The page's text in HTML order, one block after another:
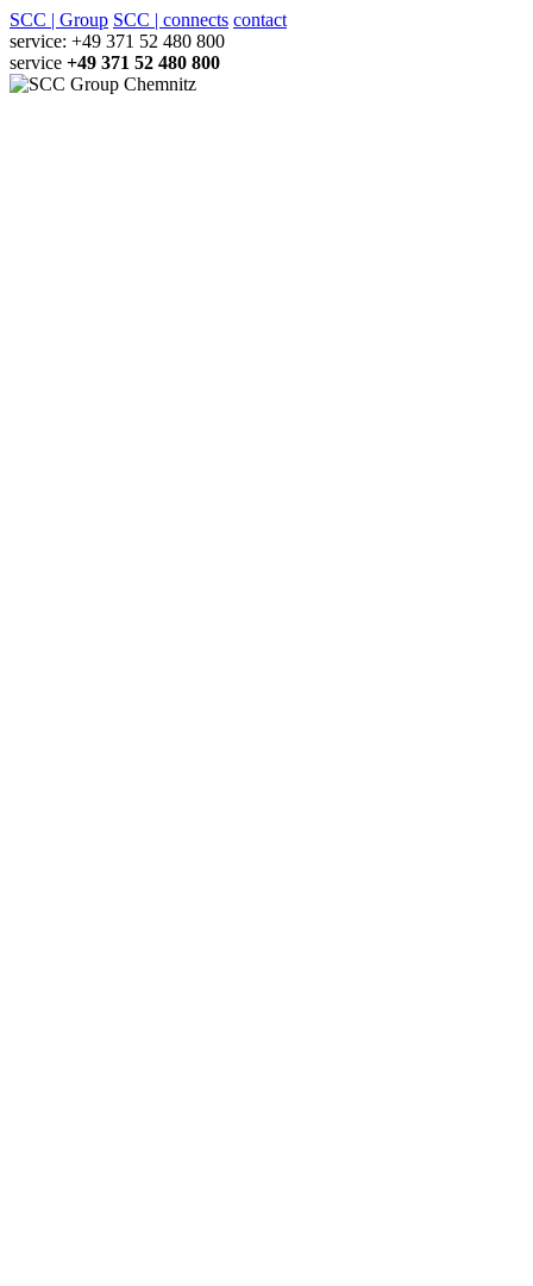
SCC | Group SCC | connects contact
service: +49 371 52 480 800
service +49 371 52 480 800